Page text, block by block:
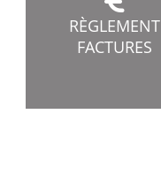
RÈGLEMENT
FACTURES